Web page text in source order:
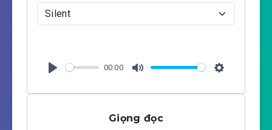
l
00:00
u
e
e
Giọng đọc